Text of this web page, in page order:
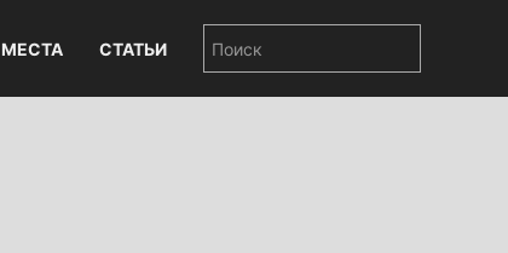
МЕСТА СТАТЬИ